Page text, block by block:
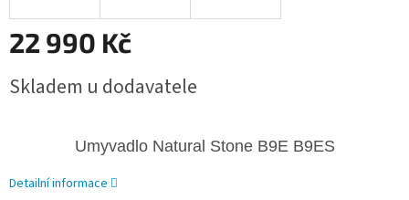
22 990 Kč
cena:
Skladem u dodavatele
Umyvadlo Natural Stone B9E B9ES
Detailní informace